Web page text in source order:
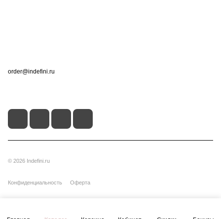
order@indefini.ru
© 2026 Indefini.ru
Конфиденциальность Оферта